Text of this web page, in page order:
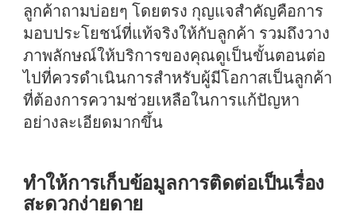
ลูกค้าถามบ่อยๆ โดยตรง กุญแจสำคัญคือการ
มอบประโยชน์ที่แท้จริงให้กับลูกค้า รวมถึงวาง
ภาพลักษณ์ให้บริการของคุณดูเป็นขั้นตอนต่อ
ไปที่ควรดำเนินการสำหรับผู้มีโอกาสเป็นลูกค้า
ที่ต้องการความช่วยเหลือในการแก้ปัญหา
อย่างละเอียดมากขึ้น
ทำให้การเก็บข้อมูลการติดต่อเป็นเรื่อง
สะดวกง่ายดาย